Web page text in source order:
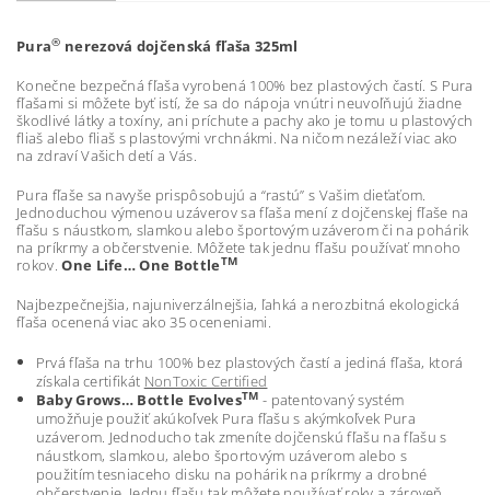
Pura® nerezová dojčenská fľaša 325ml
Konečne bezpečná fľaša vyrobená 100% bez plastových častí. S Pura
fľašami si môžete byť istí, že sa do nápoja vnútri neuvoľňujú žiadne
škodlivé látky a toxíny, ani príchute a pachy ako je tomu u plastových
fliaš alebo fliaš s plastovými vrchnákmi. Na ničom nezáleží viac ako
na zdraví Vašich detí a Vás.
Pura fľaše sa navyše prispôsobujú a “rastú” s Vašim dieťaťom.
Jednoduchou výmenou uzáverov sa fľaša mení z dojčenskej fľaše na
fľašu s náustkom, slamkou alebo športovým uzáverom či na pohárik
na príkrmy a občerstvenie. Môžete tak jednu fľašu používať mnoho
rokov.One Life… One BottleTM
Najbezpečnejšia, najuniverzálnejšia, ľahká a nerozbitná ekologická
fľaša ocenená viac ako 35 oceneniami.
Prvá fľaša na trhu 100% bez plastových častí a jediná fľaša, ktorá
získala certifikát NonToxic Certified
Baby Grows… Bottle EvolvesTM - patentovaný systém
umožňuje použiť akúkoľvek Pura fľašu s akýmkoľvek Pura
uzáverom. Jednoducho tak zmeníte dojčenskú fľašu na fľašu s
náustkom, slamkou, alebo športovým uzáverom alebo s
použitím tesniaceho disku na pohárik na príkrmy a drobné